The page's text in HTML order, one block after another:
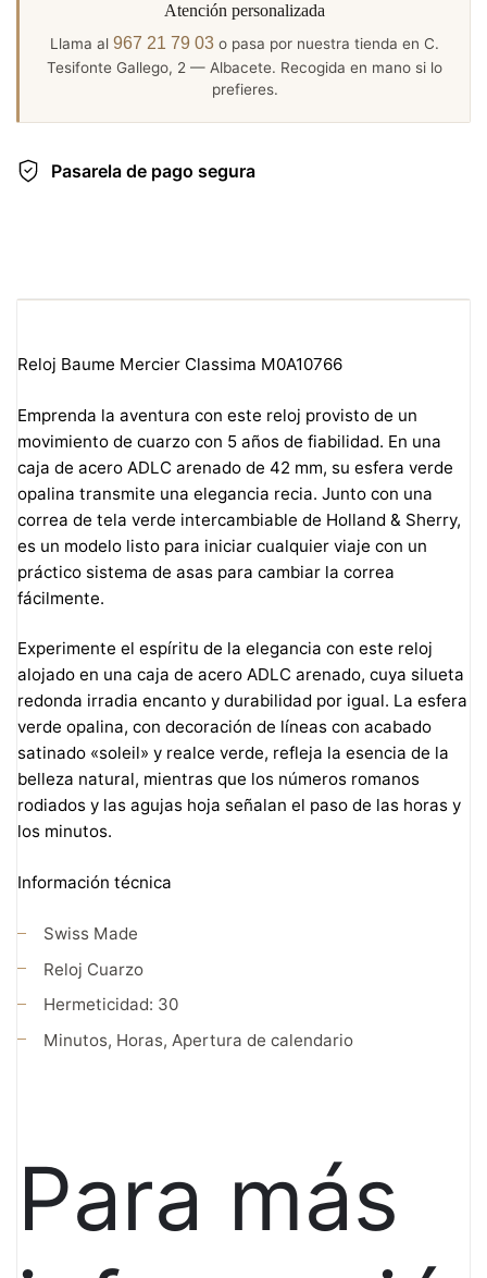
Atención personalizada
Llama al 967 21 79 03 o pasa por nuestra tienda en C.
Tesifonte Gallego, 2 — Albacete. Recogida en mano si lo
prefieres.
Pasarela de pago segura
Reloj Baume Mercier Classima M0A10766
Emprenda la aventura con este reloj provisto de un
movimiento de cuarzo con 5 años de fiabilidad. En una
caja de acero ADLC arenado de 42 mm, su esfera verde
opalina transmite una elegancia recia. Junto con una
correa de tela verde intercambiable de Holland & Sherry,
es un modelo listo para iniciar cualquier viaje con un
práctico sistema de asas para cambiar la correa
fácilmente.
Experimente el espíritu de la elegancia con este reloj
alojado en una caja de acero ADLC arenado, cuya silueta
redonda irradia encanto y durabilidad por igual. La esfera
verde opalina, con decoración de líneas con acabado
satinado «soleil» y realce verde, refleja la esencia de la
belleza natural, mientras que los números romanos
rodiados y las agujas hoja señalan el paso de las horas y
los minutos.
Información técnica
Swiss Made
Reloj Cuarzo
Hermeticidad: 30
Minutos, Horas, Apertura de calendario
Para más